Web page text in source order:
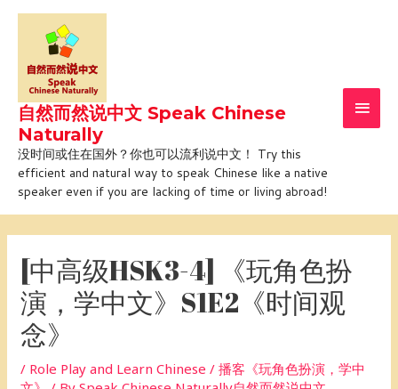
Skip
content
自然而然说中文 Speak Chinese
Naturally
没时间或住在国外？你也可以流利说中文！ Try this
efficient and natural way to speak Chinese like a native
speaker even if you are lacking of time or living abroad!
[中高级HSK3-4] 《玩角色扮
演，学中文》S1E2《时间观
念》
/ Role Play and Learn Chinese / 播客《玩角色扮演，学中